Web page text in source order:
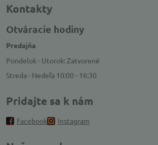
Kontakty
Otváracie hodiny
Predajňa
Pondelok - Utorok: Zatvorené
Streda - Nedeľa 10:00 - 16:30
Pridajte sa k nám
Facebook Instagram